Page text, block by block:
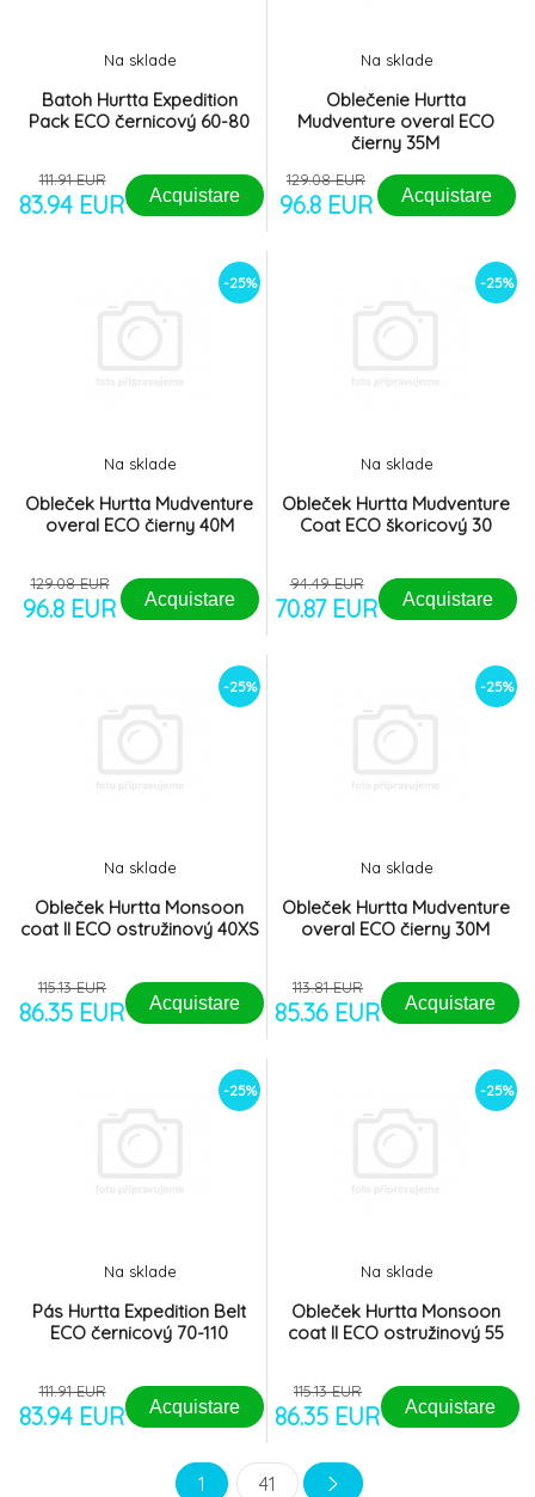
Batoh Hurtta Expedition
Pack ECO černicový 60-80
Na sklade
111.91 EUR
83.94 EUR Acquistare
Oblečenie Hurtta
Mudventure overal ECO
čierny 35M
Na sklade
129.08 EUR
96.8 EUR Acquistare
-25%
Obleček Hurtta Mudventure
overal ECO čierny 40M
Na sklade
129.08 EUR
96.8 EUR Acquistare
-25%
Obleček Hurtta Mudventure
Coat ECO škoricový 30
Na sklade
94.49 EUR
70.87 EUR Acquistare
-25%
Obleček Hurtta Monsoon
coat II ECO ostružinový 40XS
Na sklade
115.13 EUR
86.35 EUR Acquistare
-25%
Obleček Hurtta Mudventure
overal ECO čierny 30M
Na sklade
113.81 EUR
85.36 EUR Acquistare
-25%
Pás Hurtta Expedition Belt
ECO černicový 70-110
Na sklade
111.91 EUR
83.94 EUR Acquistare
-25%
Obleček Hurtta Monsoon
coat II ECO ostružinový 55
Na sklade
115.13 EUR
86.35 EUR Acquistare
1 41